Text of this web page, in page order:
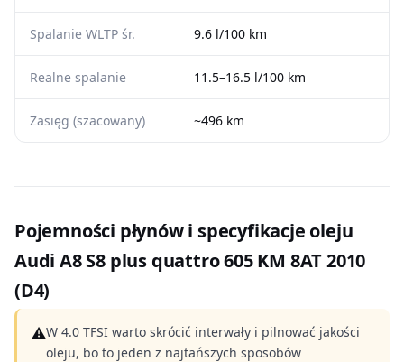
Spalanie WLTP śr. 9.6 l/100 km
Realne spalanie 11.5–16.5 l/100 km
Zasięg (szacowany) ~496 km
Pojemności płynów i specyfikacje oleju
Audi A8 S8 plus quattro 605 KM 8AT 2010
(D4)
⚠W 4.0 TFSI warto skrócić interwały i pilnować jakości
oleju, bo to jeden z najtańszych sposobów